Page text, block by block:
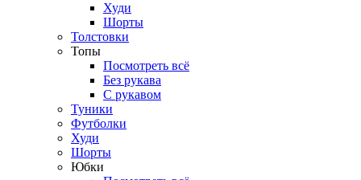
Худи
Шорты
Толстовки
Топы
Посмотреть всё
Без рукава
С рукавом
Туники
Футболки
Худи
Шорты
Юбки